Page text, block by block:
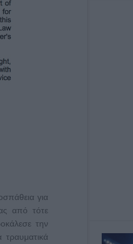
για
από τότε
την